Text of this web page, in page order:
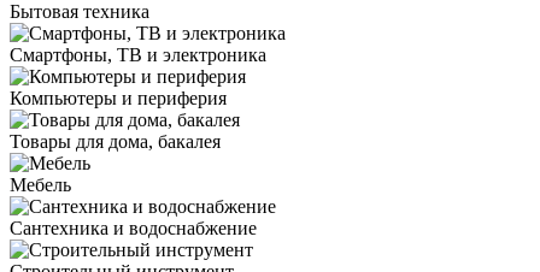
Бытовая техника
Смартфоны, ТВ и электроника
Компьютеры и периферия
Товары для дома, бакалея
Мебель
Сантехника и водоснабжение